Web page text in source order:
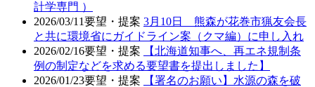
計学専門 ）
2026/03/11要望・提案 3月10日 熊森が花巻市猟友会長
と共に環境省にガイドライン案（クマ編）に申し入れ
2026/02/16要望・提案
【北海道知事へ、再エネ規制条
例の制定などを求める要望書を提出しました】
2026/01/23要望・提案
【署名のお願い】水源の森を破